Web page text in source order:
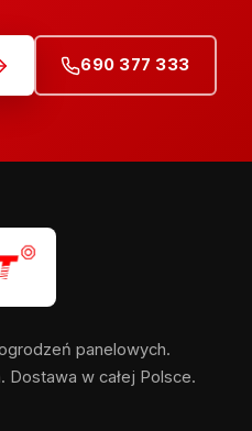
690 377 333
panelowych.
Dostawa w całej Polsce.